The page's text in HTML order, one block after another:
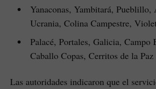
Yanaconas, Yambitará,
Ucrania, Colina Campestre,
Palacé, Portales, Galicia, Campo
Caballo Copas, Cerritos de la Paz
Las autoridades indicaron que el